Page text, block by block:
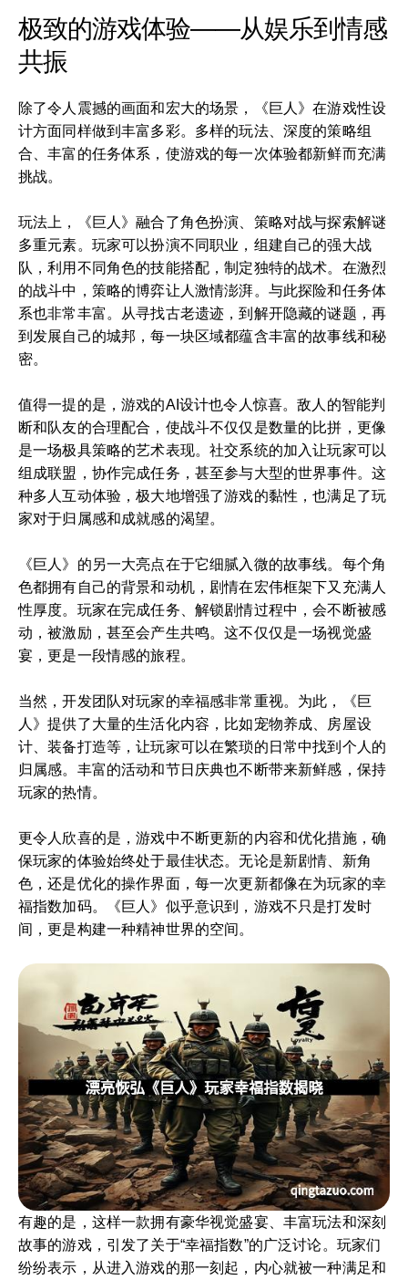
极致的游戏体验——从娱乐到情感
共振
除了令人震撼的画面和宏大的场景，《巨人》在游戏性设
计方面同样做到丰富多彩。多样的玩法、深度的策略组
合、丰富的任务体系，使游戏的每一次体验都新鲜而充满
挑战。
玩法上，《巨人》融合了角色扮演、策略对战与探索解谜
多重元素。玩家可以扮演不同职业，组建自己的强大战
队，利用不同角色的技能搭配，制定独特的战术。在激烈
的战斗中，策略的博弈让人激情澎湃。与此探险和任务体
系也非常丰富。从寻找古老遗迹，到解开隐藏的谜题，再
到发展自己的城邦，每一块区域都蕴含丰富的故事线和秘
密。
值得一提的是，游戏的AI设计也令人惊喜。敌人的智能判
断和队友的合理配合，使战斗不仅仅是数量的比拼，更像
是一场极具策略的艺术表现。社交系统的加入让玩家可以
组成联盟，协作完成任务，甚至参与大型的世界事件。这
种多人互动体验，极大地增强了游戏的黏性，也满足了玩
家对于归属感和成就感的渴望。
《巨人》的另一大亮点在于它细腻入微的故事线。每个角
色都拥有自己的背景和动机，剧情在宏伟框架下又充满人
性厚度。玩家在完成任务、解锁剧情过程中，会不断被感
动，被激励，甚至会产生共鸣。这不仅仅是一场视觉盛
宴，更是一段情感的旅程。
当然，开发团队对玩家的幸福感非常重视。为此，《巨
人》提供了大量的生活化内容，比如宠物养成、房屋设
计、装备打造等，让玩家可以在繁琐的日常中找到个人的
归属感。丰富的活动和节日庆典也不断带来新鲜感，保持
玩家的热情。
更令人欣喜的是，游戏中不断更新的内容和优化措施，确
保玩家的体验始终处于最佳状态。无论是新剧情、新角
色，还是优化的操作界面，每一次更新都像在为玩家的幸
福指数加码。《巨人》似乎意识到，游戏不只是打发时
间，更是构建一种精神世界的空间。
有趣的是，这样一款拥有豪华视觉盛宴、丰富玩法和深刻
故事的游戏，引发了关于“幸福指数”的广泛讨论。玩家们
纷纷表示，从进入游戏的那一刻起，内心就被一种满足和